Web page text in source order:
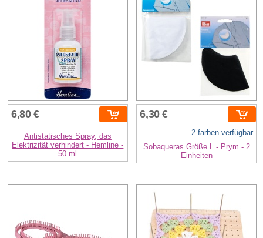
6,80 €
Antistatisches Spray, das
Elektrizität verhindert - Hemline -
50 ml
6,30 €
2 farben verfügbar
Sobaqueras Größe L - Prym - 2
Einheiten